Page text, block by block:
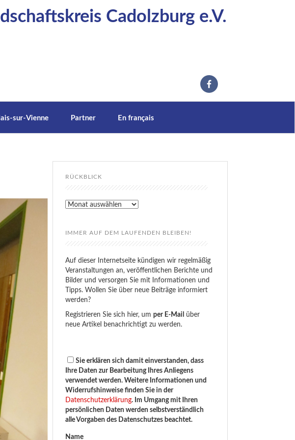
Cadolzburg e.V.
sur-Vienne Partner En français
RÜCKBLICK
Rückblick
IMMER AUF DEM LAUFENDEN BLEIBEN!
Auf dieser Internetseite kündigen wir regelmäßig
Veranstaltungen an, veröffentlichen Berichte und
Bilder und versorgen Sie mit Informationen und
Tipps. Wollen Sie über neue Beiträge informiert
werden?
Registrieren Sie sich hier, umper E-Mail
über
neue Artikel benachrichtigt zu werden.
Sie erklären sich damit einverstanden, dass
Ihre Daten zur Bearbeitung Ihres Anliegens
verwendet werden. Weitere Informationen und
Widerrufshinweise finden Sie in der
Datenschutzerklärung. Im Umgang mit Ihren
persönlichen Daten werden selbstverständlich
alle Vorgaben des Datenschutzes beachtet.
Name